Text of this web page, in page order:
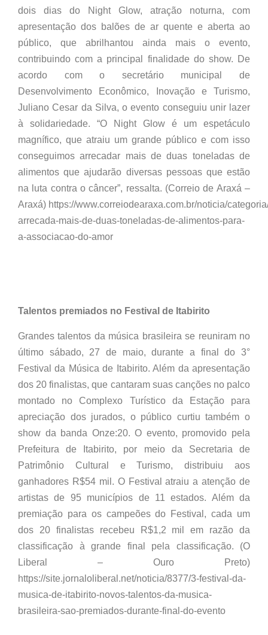
dois dias do Night Glow, atração noturna, com
apresentação dos balões de ar quente e aberta ao
público, que abrilhantou ainda mais o evento,
contribuindo com a principal finalidade do show. De
acordo com o secretário municipal de
Desenvolvimento Econômico, Inovação e Turismo,
Juliano Cesar da Silva, o evento conseguiu unir lazer
à solidariedade. “O Night Glow é um espetáculo
magnífico, que atraiu um grande público e com isso
conseguimos arrecadar mais de duas toneladas de
alimentos que ajudarão diversas pessoas que estão
na luta contra o câncer”, ressalta. (Correio de Araxá –
Araxá) https://www.correiodearaxa.com.br/noticia/
arrecada-mais-de-duas-toneladas-de-alimentos-para-
a-associacao-do-amor
Talentos premiados no Festival de Itabirito
Grandes talentos da música brasileira se reuniram no
último sábado, 27 de maio, durante a final do 3°
Festival da Música de Itabirito. Além da apresentação
dos 20 finalistas, que cantaram suas canções no palco
montado no Complexo Turístico da Estação para
apreciação dos jurados, o público curtiu também o
show da banda Onze:20. O evento, promovido pela
Prefeitura de Itabirito, por meio da Secretaria de
Patrimônio Cultural e Turismo, distribuiu aos
ganhadores R$54 mil. O Festival atraiu a atenção de
artistas de 95 municípios de 11 estados. Além da
premiação para os campeões do Festival, cada um
dos 20 finalistas recebeu R$1,2 mil em razão da
classificação à grande final pela classificação. (O
Liberal – Ouro Preto)
https://site.jornaloliberal.net/noticia/8377/3-festival-da-
musica-de-itabirito-novos-talentos-da-musica-
brasileira-sao-premiados-durante-final-do-evento